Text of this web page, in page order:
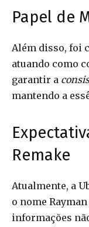
Papel de
Além disso, foi
atuando como
garantir a
mantendo a
Remake
Atualmente, a
o nome
informações